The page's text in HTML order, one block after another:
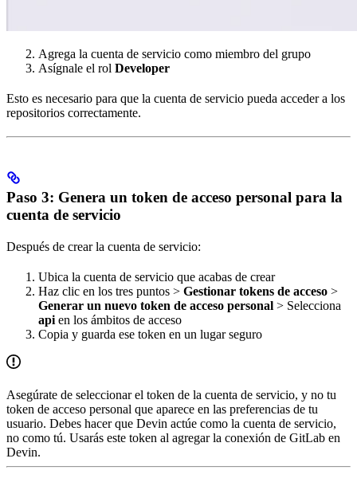
Agrega la cuenta de servicio como miembro del grupo
Asígnale el rol Developer
Esto es necesario para que la cuenta de servicio pueda acceder a los
repositorios correctamente.
Paso 3: Genera un token de acceso personal para la
cuenta de servicio
Después de crear la cuenta de servicio:
Ubica la cuenta de servicio que acabas de crear
Haz clic en los tres puntos > Gestionar tokens de acceso >
Generar un nuevo token de acceso personal > Selecciona
api en los ámbitos de acceso
Copia y guarda ese token en un lugar seguro
Asegúrate de seleccionar el token de la cuenta de servicio, y no tu
token de acceso personal que aparece en las preferencias de tu
usuario. Debes hacer que Devin actúe como la cuenta de servicio,
no como tú. Usarás este token al agregar la conexión de GitLab en
Devin.